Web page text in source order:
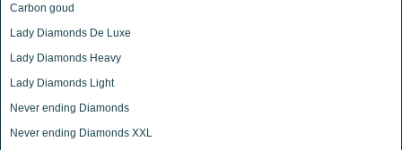
Carbon goud
Lady Diamonds De Luxe
Lady Diamonds Heavy
Lady Diamonds Light
Never ending Diamonds
Never ending Diamonds XXL